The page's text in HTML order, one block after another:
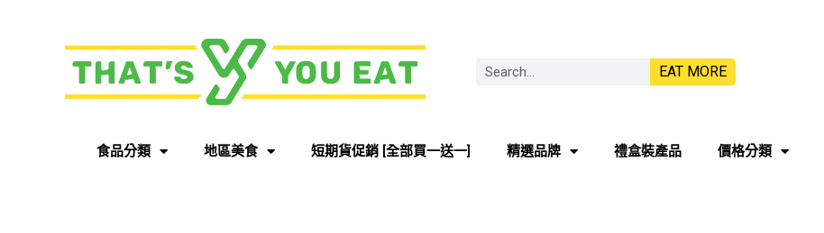
EAT MORE
食品分類 地區美食 短期貨促銷 [全部買一送一] 精選品牌 禮盒裝產品 價格分類